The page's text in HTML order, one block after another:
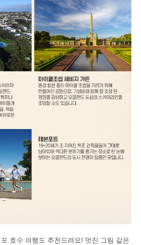
호수 여행도 추천드려요! 멋진 그림 같은